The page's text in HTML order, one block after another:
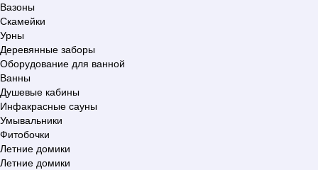
Вазоны
Скамейки
Урны
Деревянные заборы
Оборудование для ванной
Ванны
Душевые кабины
Инфакрасные сауны
Умывальники
Фитобочки
Летние домики
Летние домики